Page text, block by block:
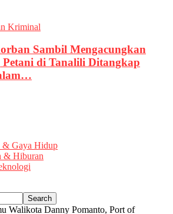
Kriminal
Sambil Mengacungkan
Petani di Tanalili Ditangkap
& Gaya Hidup
& Hiburan
Walikota Danny Pomanto, Port of